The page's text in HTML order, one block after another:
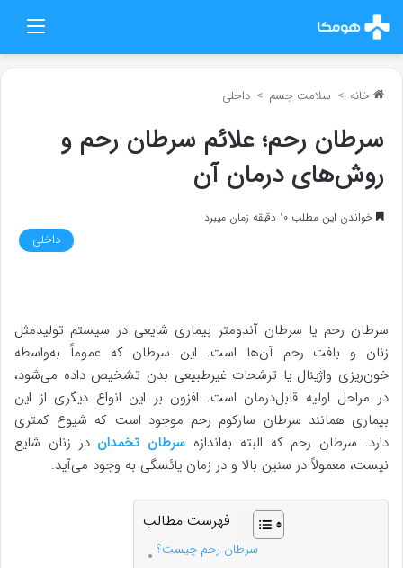
خانه > سلامت جسم > داخلی
سرطان رحم؛ علائم سرطان رحم و
روش‌های درمان آن
خواندن این مطلب 10 دقیقه زمان میبرد
داخلی
سرطان رحم یا سرطان آندومتر بیماری شایعی در سیستم تولیدمثل
زنان و بافت رحم آن‌ها است. این سرطان که عموماً به‌واسطه
خون‌ریزی واژینال یا ترشحات غیرطبیعی بدن تشخیص داده می‌شود،
در مراحل اولیه قابل‌درمان است. افزون بر این انواع دیگری از این
بیماری همانند سرطان سارکوم رحم موجود است که شیوع کمتری
دارد. سرطان رحم که البته به‌اندازه سرطان تخمدان در زنان شایع
نیست، معمولاً در سنین بالا و در زمان یائسگی به وجود می‌آید.
فهرست مطالب
سرطان رحم چیست؟